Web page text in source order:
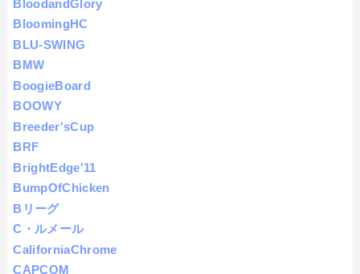
BloodandGlory
BloomingHC
BLU-SWING
BMW
BoogieBoard
BOOWY
Breeder'sCup
BRF
BrightEdge'11
BumpOfChicken
Bリーグ
C・ルメール
CaliforniaChrome
CAPCOM